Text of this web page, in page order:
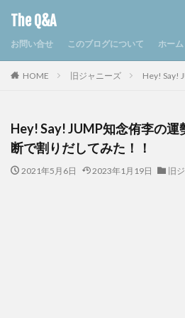
The Q&A
お問い合せ このブログについて ホーム
HOME 旧ジャニーズ Hey! Say!
Hey! Say! JUMP知念侑李の
断で割りだしてみた！！
2021年5月6日 2023年1月19日 旧